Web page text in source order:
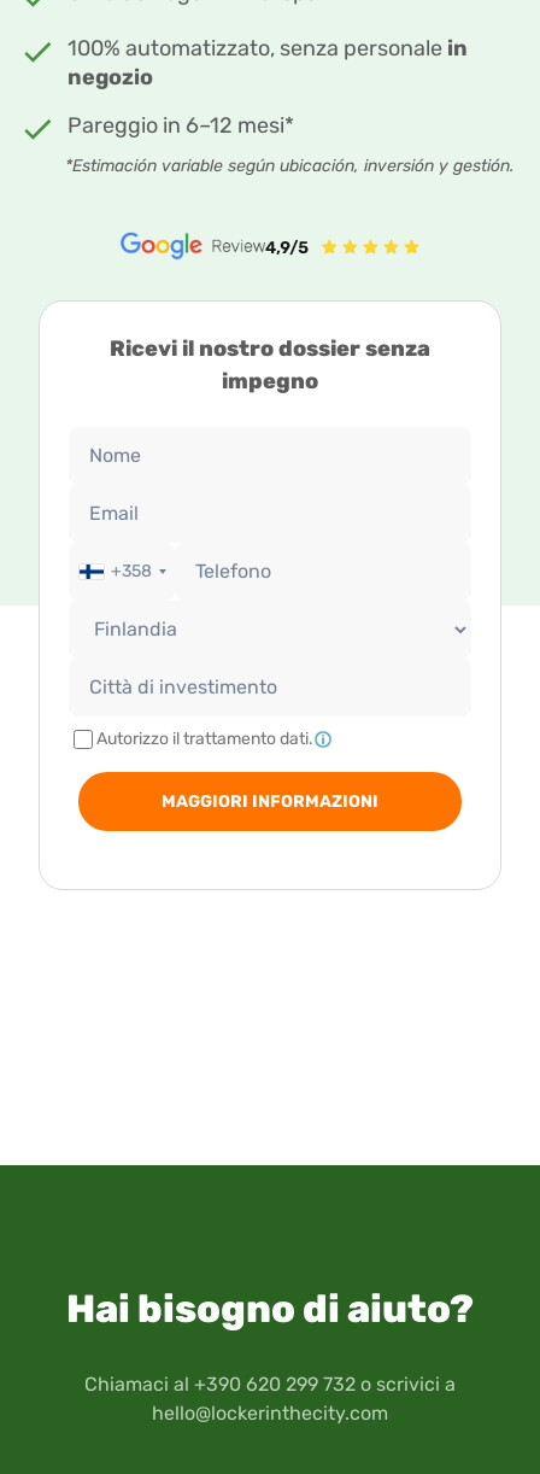
100% automatizzato, senza personale in
negozio
Pareggio in 6–12 mesi*
*Estimación variable según ubicación, inversión y gestión.
Ricevi il nostro dossier senza
impegno
+358
Autorizzo il trattamento dati.
MAGGIORI INFORMAZIONI
Hai bisogno di aiuto?
Chiamaci al +390 620 299 732 o scrivici a
hello@lockerinthecity.com